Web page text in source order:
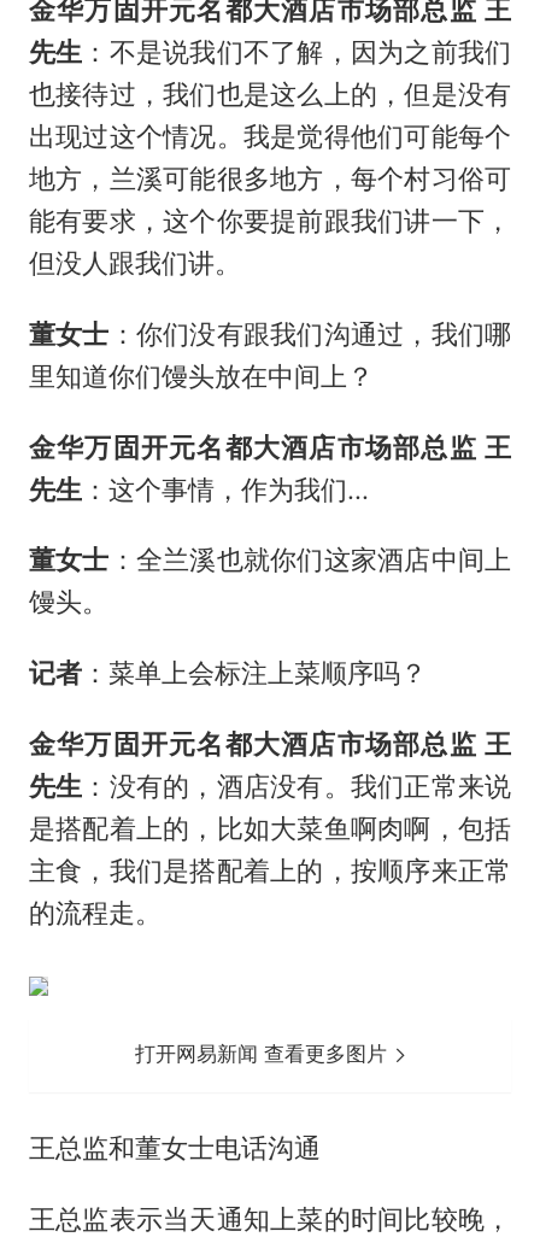
金华万固开元名都大酒店市场部总监 王
先生 ：不是说我们不了解，因为之前我们
也接待过，我们也是这么上的，但是没有
出现过这个情况。我是觉得他们可能每个
地方，兰溪可能很多地方，每个村习俗可
能有要求，这个你要提前跟我们讲一下，
但没人跟我们讲。
董女士 ：你们没有跟我们沟通过，我们哪
里知道你们馒头放在中间上？
金华万固开元名都大酒店市场部总监 王
先生 ：这个事情，作为我们...
董女士 ：全兰溪也就你们这家酒店中间上
馒头。
记者：菜单上会标注上菜顺序吗？
金华万固开元名都大酒店市场部总监 王
先生 ：没有的，酒店没有。我们正常来说
是搭配着上的，比如大菜鱼啊肉啊，包括
主食，我们是搭配着上的，按顺序来正常
的流程走。
打开网易新闻 查看更多图片
王总监和董女士电话沟通
王总监表示当天通知上菜的时间比较晚，